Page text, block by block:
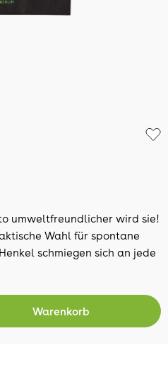
umweltfreundlicher wird sie!
Wahl für spontane
schmiegen sich an jede
Warenkorb